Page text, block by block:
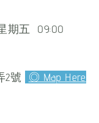
期五 09:00
2號
◎ Map Here